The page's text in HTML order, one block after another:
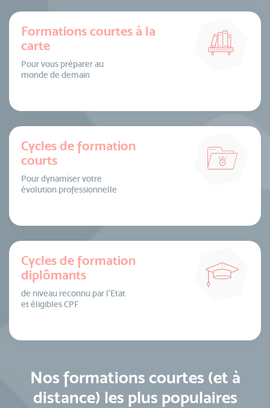
Formations courtes à la
carte
Pour vous préparer au
monde de demain
Cycles de formation
courts
Pour dynamiser votre
évolution professionnelle
Cycles de formation
diplômants
de niveau reconnu par l’Etat
et éligibles CPF
Nos formations courtes (et à
distance) les plus populaires